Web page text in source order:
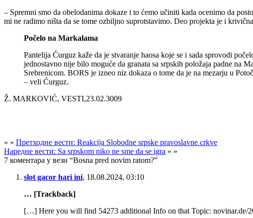
– Spremni smo da obelodanima dokaze i to ćemo učiniti kada ocenimo da
mi ne radimo ništa da se tome ozbiljno suprotstavimo. Deo projekta je i
Počelo na Markalama
Pantelija Ćurguz kaže da je stvaranje haosa koje se i sada sprovodi
jednostavno nije bilo moguće da granata sa srpskih položaja padne na
Srebrenicom. BORS je izneo niz dokaza o tome da je na mezarju u
– veli Ćurguz.
Ž. MARKOVIĆ, VESTI,23.02.3009
« « Претходне вести: Reаkcija Slobodne srpske pravoslavne crkve
Наредне вести: Sa srpskom niko ne sme da se igra » »
7 коментара у вези “Bosna pred novim ratom?”
slot gacor hari ini, 18.08.2024, 03:10
… [Trackback]
[…] Here you will find 54273 additional Info on that Topic: novinar.de/